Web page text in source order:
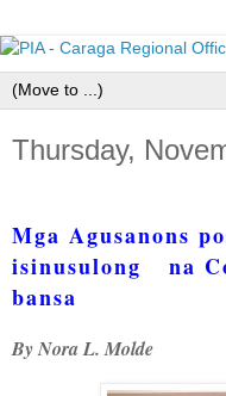
Thursday,
Mga Agusanons
isinusulong na
bansa
By Nora L. Molde